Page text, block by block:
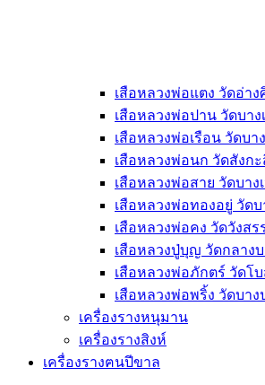
เสือหลวงพ่อแตง วัดอ่าง
เสือหลวงพ่อปาน วัดบา
เสือหลวงพ่อเรือน วัดบา
เสือหลวงพ่อนก วัดสังก
เสือหลวงพ่อสาย วัดบาง
เสือหลวงพ่อทองอยู่ วัดบ
เสือหลวงพ่อคง วัดวังสร
เสือหลวงปู่บุญ วัดกลาง
เสือหลวงพ่อภักตร์ วัดโ
เสือหลวงพ่อพริ้ง วัดบาง
เครื่องรางหนุมาน
เครื่องรางสิงห์
เครื่องรางฅนปีขาล